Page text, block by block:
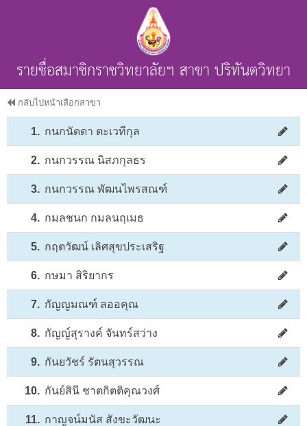
รายชื่อสมาชิกราชวิทยาลัยฯ สาขา ปริทันตวิทยา
กลับไปหน้าเลือกสาขา
1. กนกนัดดา ตะเวทีกุล
2. กนกวรรณ นิสภกุลธร
3. กนกวรรณ พัฒนไพรสณฑ์
4. กมลชนก กมลนฤเมธ
5. กฤตวัฒน์ เลิศสุขประเสริฐ
6. กษมา สิริยากร
7. กัญญมณฑ์ ลออคุณ
8. กัญญ์สุรางค์ จันทร์สว่าง
9. กันยวัชร์ รัตนสุวรรณ
10. กันย์สินี ชาตกิตติคุณวงศ์
11. กาญจน์มนัส สังขะวัฒนะ